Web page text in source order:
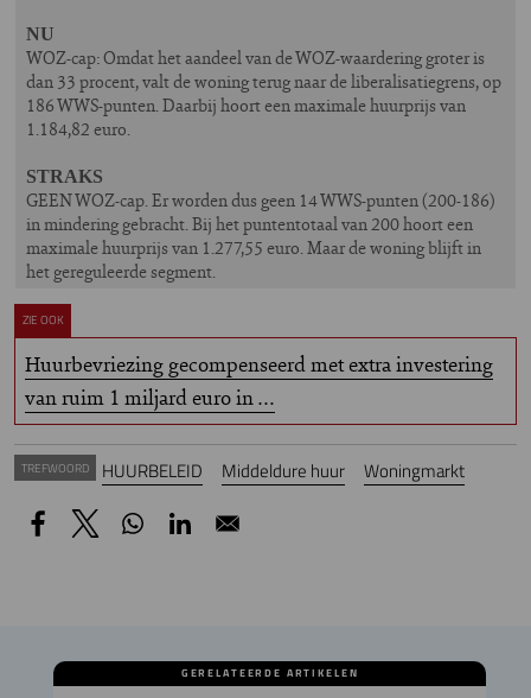
NU
WOZ-cap: Omdat het aandeel van de WOZ-waardering groter is
dan 33 procent, valt de woning terug naar de liberalisatiegrens, op
186 WWS-punten. Daarbij hoort een maximale huurprijs van
1.184,82 euro.
STRAKS
GEEN WOZ-cap. Er worden dus geen 14 WWS-punten (200-186)
in mindering gebracht. Bij het puntentotaal van 200 hoort een
maximale huurprijs van 1.277,55 euro. Maar de woning blijft in
het gereguleerde segment.
ZIE OOK
Huurbevriezing gecompenseerd met extra investering
van ruim 1 miljard euro in …
TREFWOORD HUURBELEID Middeldure huur Woningmarkt
GERELATEERDE ARTIKELEN